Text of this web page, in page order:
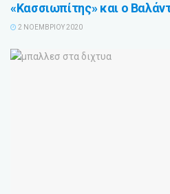
«Κασσιωπίτης» και ο
2 ΝΟΕΜΒΡΊΟΥ 2020